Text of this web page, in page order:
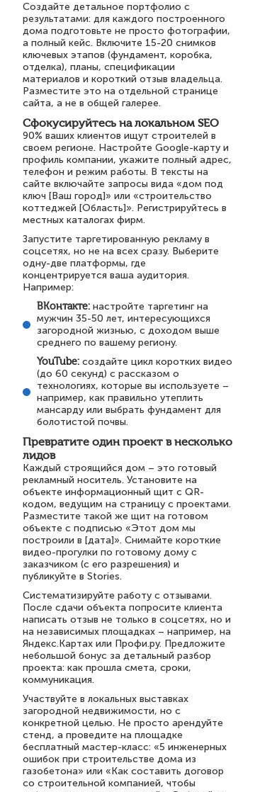
Создайте детальное портфолио с
результатами: для каждого построенного
дома подготовьте не просто фотографии,
а полный кейс. Включите 15-20 снимков
ключевых этапов (фундамент, коробка,
отделка), планы, спецификации
материалов и короткий отзыв владельца.
Разместите это на отдельной странице
сайта, а не в общей галерее.
Сфокусируйтесь на локальном SEO
90% ваших клиентов ищут строителей в
своем регионе. Настройте Google-карту и
профиль компании, укажите полный адрес,
телефон и режим работы. В тексты на
сайте включайте запросы вида «дом под
ключ [Ваш город]» или «строительство
коттеджей [Область]». Регистрируйтесь в
местных каталогах фирм.
Запустите таргетированную рекламу в
соцсетях, но не на всех сразу. Выберите
одну-две платформы, где
концентрируется ваша аудитория.
Например:
ВКонтакте: настройте таргетинг на
мужчин 35-50 лет, интересующихся
загородной жизнью, с доходом выше
среднего по вашему региону.
YouTube: создайте цикл коротких видео
(до 60 секунд) с рассказом о
технологиях, которые вы используете –
например, как правильно утеплить
мансарду или выбрать фундамент для
болотистой почвы.
Превратите один проект в несколько
лидов
Каждый строящийся дом – это готовый
рекламный носитель. Установите на
объекте информационный щит с QR-
кодом, ведущим на страницу с проектами.
Разместите такой же щит на готовом
объекте с подписью «Этот дом мы
построили в [дата]». Снимайте короткие
видео-прогулки по готовому дому с
заказчиком (с его разрешения) и
публикуйте в Stories.
Систематизируйте работу с отзывами.
После сдачи объекта попросите клиента
написать отзыв не только в соцсетях, но и
на независимых площадках – например, на
Яндекс.Картах или Профи.ру. Предложите
небольшой бонус за детальный разбор
проекта: как прошла смета, сроки,
коммуникация.
Участвуйте в локальных выставках
загородной недвижимости, но с
конкретной целью. Не просто арендуйте
стенд, а проведите на площадке
бесплатный мастер-класс: «5 инженерных
ошибок при строительстве дома из
газобетона» или «Как составить договор
со строительной компанией, чтобы